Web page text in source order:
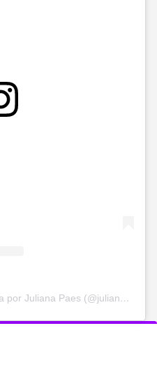
Uma publicação compartilhada por Juliana Paes (@julianapaes)